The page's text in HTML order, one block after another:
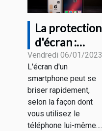
La protection
d'écran :
vaut-elle la
peine d'être
achetée ?
Vendredi 06/01/2023
L'écran d'un
smartphone peut se
briser rapidement,
selon la façon dont
vous utilisez le
téléphone lui-même....